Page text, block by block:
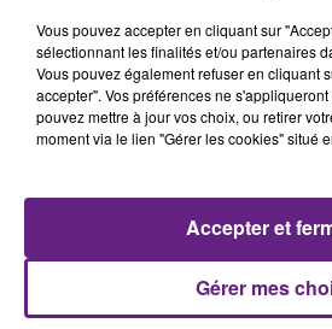
Cette plateforme
aux Dijonnais de
contribuer aux
l’objet d’un dialogue
Publié : 9 décembre 2022 à 6h30
Vous pouvez accepter en cliquant sur
sélectionnant les finalités et/ou partenaires
Vous pouvez également refuser en cliquant
accepter". Vos préférences ne
pouvez mettre à jour vos choix, ou retirer
moment via le lien "Gérer les cookies" situé
Gérer mes
Accepter et